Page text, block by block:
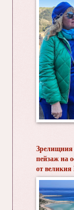
Зрелищния
пейзаж на
от великия